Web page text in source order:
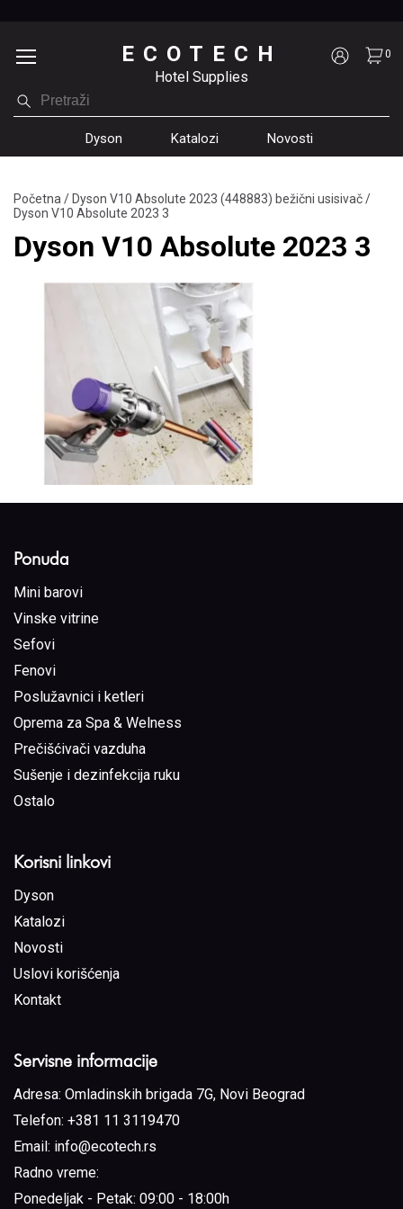
Dyson Katalozi Novosti
ECOTECH
Hotel Supplies
0
Početna /Dyson V10 Absolute 2023 (448883) bežični usisivač/
Dyson V10 Absolute 2023 3
Dyson V10 Absolute 2023 3
Ponuda
Mini barovi
Vinske vitrine
Sefovi
Fenovi
Poslužavnici i ketleri
Oprema za Spa & Welness
Prečišćivači vazduha
Sušenje i dezinfekcija ruku
Ostalo
Korisni linkovi
Dyson
Katalozi
Novosti
Uslovi korišćenja
Kontakt
Servisne informacije
Adresa: Omladinskih brigada 7G, Novi Beograd
Telefon: +381 11 3119470
Email: info@ecotech.rs
Radno vreme:
Ponedeljak - Petak: 09:00 - 18:00h